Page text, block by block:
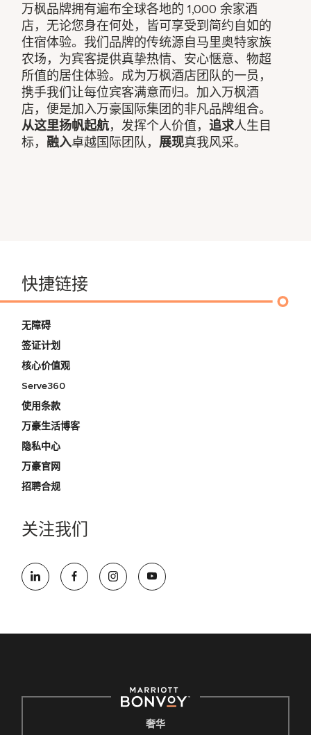
万枫品牌拥有遍布全球各地的 1,000 余家酒
店，无论您身在何处，皆可享受到简约自如的
住宿体验。我们品牌的传统源自马里奥特家族
农场，为宾客提供真挚热情、安心惬意、物超
所值的居住体验。成为万枫酒店团队的一员，
携手我们让每位宾客满意而归。加入万枫酒
店，便是加入万豪国际集团的非凡品牌组合。
从这里扬帆起航，发挥个人价值，追求人生目
标， 融入卓越国际团队， 展现真我风采。
快捷链接
无障碍
签证计划
核心价值观
Serve360
使用条款
万豪生活博客
隐私中心
万豪官网
招聘合规
关注我们
奢华